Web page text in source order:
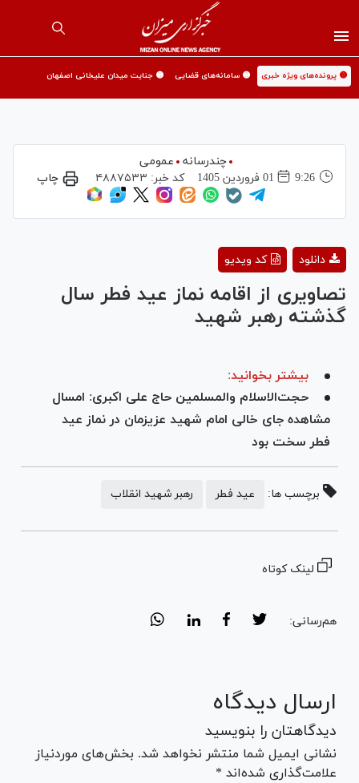
🟡 پرونده‌های ویژه خبری 🟡 سامانه‌های قضایی 🟡 جنایت میدان علیخانی اصفهان
چندرسانه
عمومی
9:26
01 فروردين 1405 کد خبر: ۴۸۸۷۵۳۳ چاپ
Video
کد ویدیو دانلود
تصاویری از اقامه نماز عید فطر سال
گذشته رهبر شهید
بیشتر بخوانید:
حجت‌الاسلام والمسلمین حاج علی اکبری: امسال
مشاهده جای خالی امام شهید عزیزمان در نماز عید
فطر سخت بود
برچسب ها: عید فطر رهبر شهید انقلاب
لینک کوتاه
هم‌رسانی:
ارسال دیدگاه
دیدگاهتان را بنویسید
نشانی ایمیل شما منتشر نخواهد شد. بخش‌های موردنیاز
علامت‌گذاری شده‌اند *